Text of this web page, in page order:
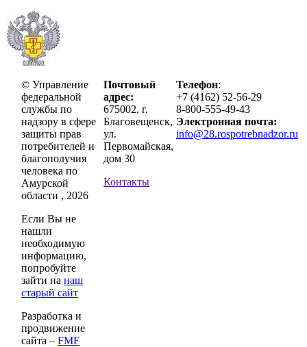
© Управление
федеральной
службы по
надзору в сфере
защиты прав
потребителей и
благополучия
человека по
Амурской
области , 2026
Если Вы не
нашли
необходимую
информацию,
попробуйте
зайти на наш
старый сайт
Разработка и
продвижение
сайта – FMF
Почтовый
адрес:
675002, г.
Благовещенск,
ул.
Первомайская,
дом 30
Контакты
Телефон:
+7 (4162) 52-56-29
8-800-555-49-43
Электронная почта:
info@28.rospotrebnadzor.ru